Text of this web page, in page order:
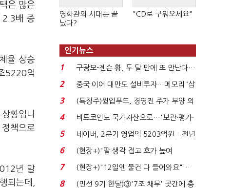
은 많은
2.3배 증
율 상승
5220억
황입니
책으로
년 말
되는데,
영화관의 시대는 끝
났다?
"CD로 구워오세요"
인기뉴스
1
구광모-젠슨 황, 두 달 만에 또 만난다…
로봇·AI 등 논...
2
중국 이어 대만도 설비투자…메모리 ‘삼
국전쟁’
3
(특징주)윙입푸드, 경영진 주가 부양 의
지에 상한가...
4
비트코인도 국가자산으로…'보관·평가·
처분' 기준은 ...
5
네이버, 2분기 영업익 5203억원…전년
비 0.2% 감소...
6
(현장+)"팔 생각 접고 호가 높여
요"…'덜 똘똘한 한 채' 20...
7
(현장+)"12일엔 물건 다 들어와요"…
빈 매대 채우며 문 연 ...
8
(민선 9기 한달)③'7조 채무' 곳간에 충